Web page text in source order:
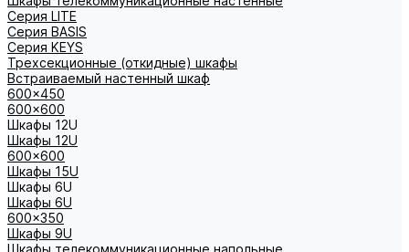
Cерия LITE
Cерия BASIS
Cерия KEYS
Трехсекционные (откидные) шкафы
Встраиваемый настенный шкаф
600x450
600x600
Шкафы 12U
Шкафы 12U
600x600
Шкафы 15U
Шкафы 6U
Шкафы 6U
600x350
Шкафы 9U
Шкафы телекоммуникационные напольные